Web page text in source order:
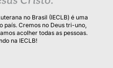
no Brasil (IECLB) é uma
país. Cremos no Deus tri-uno,
acolher todas as pessoas.
na IECLB!